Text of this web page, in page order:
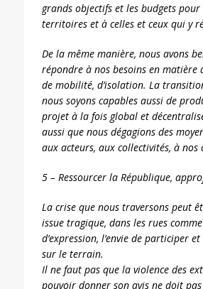
grands objectifs et les budgets
territoires et à celles et ceux qui y
De la même manière, nous avons
répondre à nos besoins en matière
de mobilité, d’isolation. La
nous soyons capables aussi de
projet à la fois global et
aussi que nous dégagions des
aux acteurs, aux collectivités, à
5 – Ressourcer la République,
La crise que nous traversons peut
issue tragique, dans les rues
d’expression, l’envie de participer
sur le terrain.
Il ne faut pas que la violence des
pouvoir donner son avis ne doit